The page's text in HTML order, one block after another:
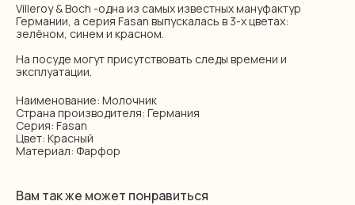
Villeroy & Boch -одна из самых известных мануфактур
Германии, а серия Fasan выпускалась в 3-х цветах:
зелёном, синем и красном.
На посуде могут присутствовать следы времени и
эксплуатации.
Наименование: Молочник
Страна производителя: Германия
Серия: Fasan
Цвет: Красный
Материал: Фарфор
Вам так же может понравиться